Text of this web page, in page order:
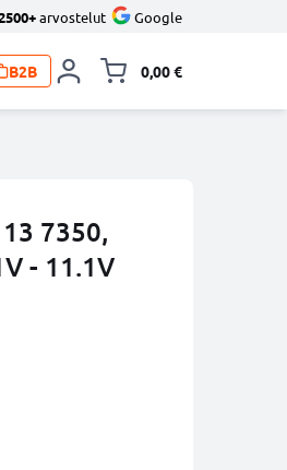
arvostelut Google
B2B 0,00 €
7350,
- 11.1V